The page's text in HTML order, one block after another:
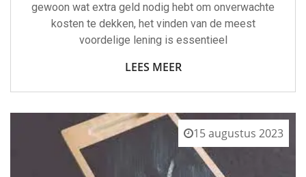
gewoon wat extra geld nodig hebt om onverwachte
kosten te dekken, het vinden van de meest
voordelige lening is essentieel
LEES MEER
15 augustus 2023